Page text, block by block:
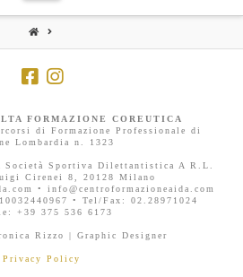
HOME
FORMAZIONE COREUTICA
di Formazione Professionale di
Lombardia n. 1323
Società Sportiva Dilettantistica A R.L.
Cirenei 8, 20128 Milano
• info@centroformazioneaida.com
• Tel/Fax: 02.28971024
+39 375 536 6173
Rizzo | Graphic Designer
Privacy Policy